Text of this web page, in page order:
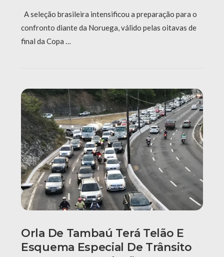
A seleção brasileira intensificou a preparação para o
confronto diante da Noruega, válido pelas oitavas de
final da Copa …
Orla De Tambaú Terá Telão E
Esquema Especial De Trânsito